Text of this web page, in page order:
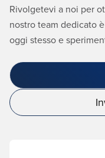
Rivolgetevi a noi per
nostro team dedicato
oggi stesso e